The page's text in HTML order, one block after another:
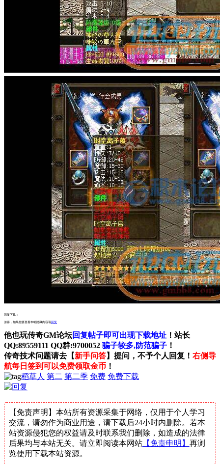
回复下载：
游客，如果您要查看本帖隐藏内容请回复
他也玩传奇GM论坛回复帖子即可出现下载地址 ！站长
QQ:89559111 QQ群:9700052 骗子较多,防范骗子 ！
传奇技术问题请去【新手问答】提问，不予个人回复！ 右侧导
航每日签到可以免费领取金币 ！
稻草人 第二 第二季 免费 免费下载
【免责声明】本站所有资源采集于网络，仅用于个人学习
交流，请勿作为商业用途，请下载后24小时内删除。若本
站资源侵犯您的权益请及时联系我们删除，如造成的法律
后果均与本站无关。请立即阅读本网站【免责申明】 再浏
览使用下载本站资源。